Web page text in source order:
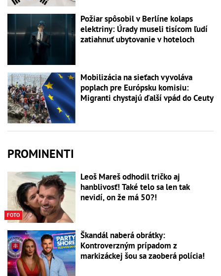
Požiar spôsobil v Berlíne kolaps
elektriny: Úrady museli tisícom ľudí
zatiahnuť ubytovanie v hoteloch
Mobilizácia na sieťach vyvoláva
poplach pre Európsku komisiu:
Migranti chystajú ďalší vpád do Ceuty
PROMINENTI
FOTO
Leoš Mareš odhodil tričko aj
hanblivosť! Také telo sa len tak
nevidí, on že má 50?!
Škandál naberá obrátky:
Kontroverzným prípadom z
markizáckej šou sa zaoberá polícia!